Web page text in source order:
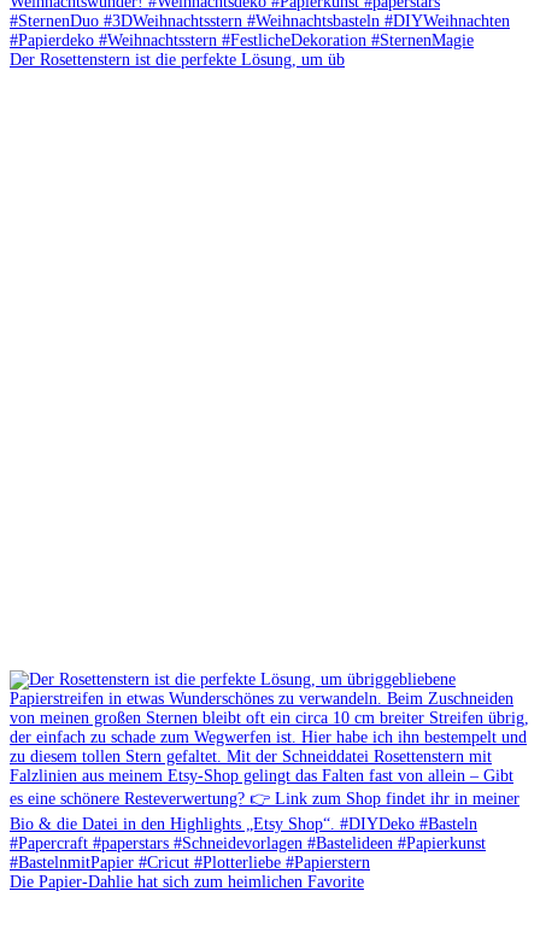
Der Rosettenstern ist die perfekte Lösung, um üb
Die Papier-Dahlie hat sich zum heimlichen Favorite